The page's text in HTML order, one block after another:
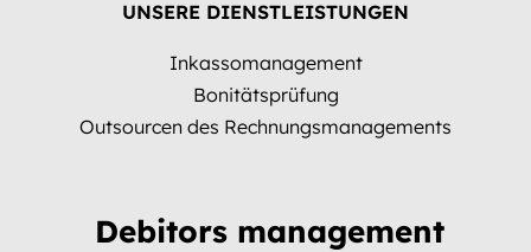
UNSERE DIENSTLEISTUNGEN
Inkassomanagement
Bonitätsprüfung
Outsourcen des Rechnungsmanagements
Debitors management